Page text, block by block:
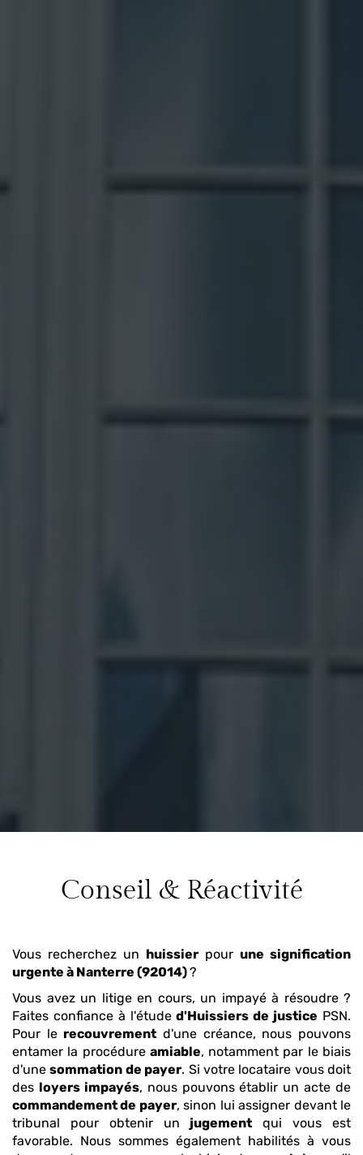
Conseil & Réactivité
Vous recherchez un huissier pour une signification
urgente à Nanterre (92014)?
Vous avez un litige en cours, un impayé à résoudre ?
Faites confiance à l'étuded'Huissiers de justice PSN.
Pour le recouvrement d'une créance, nous pouvons
entamer la procédure amiable, notamment par le biais
d'unesommation de payer. Si votre locataire vous doit
des loyers impayés, nous pouvons établir un acte de
commandement de payer, sinon lui assigner devant le
tribunal pour obtenir un jugement qui vous est
favorable. Nous sommes également habilités à vous